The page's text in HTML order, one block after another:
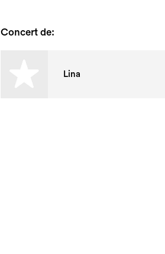
Concert de:
Lina